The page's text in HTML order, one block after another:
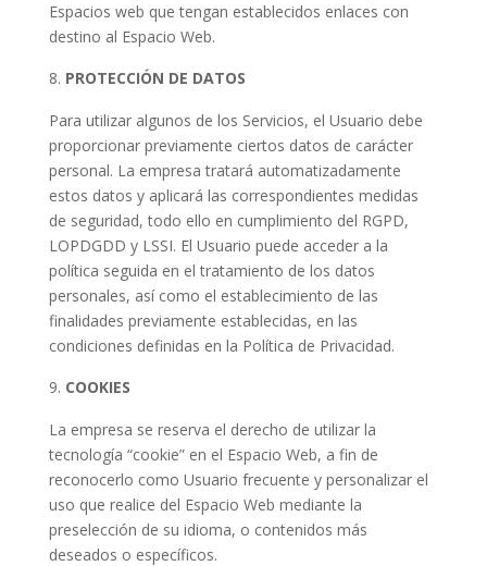
Espacios web que tengan establecidos enlaces con
destino al Espacio Web.
PROTECCIÓN DE DATOS
Para utilizar algunos de los Servicios, el Usuario debe
proporcionar previamente ciertos datos de carácter
personal. La empresa tratará automatizadamente
estos datos y aplicará las correspondientes medidas
de seguridad, todo ello en cumplimiento del RGPD,
LOPDGDD y LSSI. El Usuario puede acceder a la
política seguida en el tratamiento de los datos
personales, así como el establecimiento de las
finalidades previamente establecidas, en las
condiciones definidas en la Política de Privacidad.
COOKIES
La empresa se reserva el derecho de utilizar la
tecnología “cookie” en el Espacio Web, a fin de
reconocerlo como Usuario frecuente y personalizar el
uso que realice del Espacio Web mediante la
preselección de su idioma, o contenidos más
deseados o específicos.